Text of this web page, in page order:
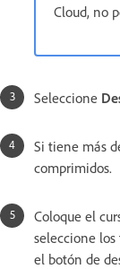
Cloud, no
Seleccione
Si tiene más
comprimidos.
Coloque el
seleccione
el botón de